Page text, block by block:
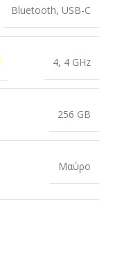
Bluetooth, USB-C
4, 4 GHz
256 GB
Μαύρο